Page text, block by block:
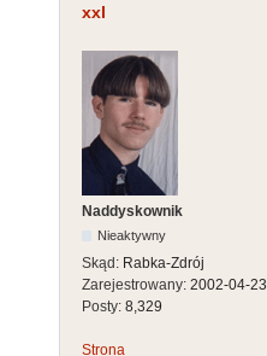
xxl
Naddyskownik
Nieaktywny
Skąd: Rabka-Zdrój
Zarejestrowany: 2002-04-23
Posty: 8,329
Strona